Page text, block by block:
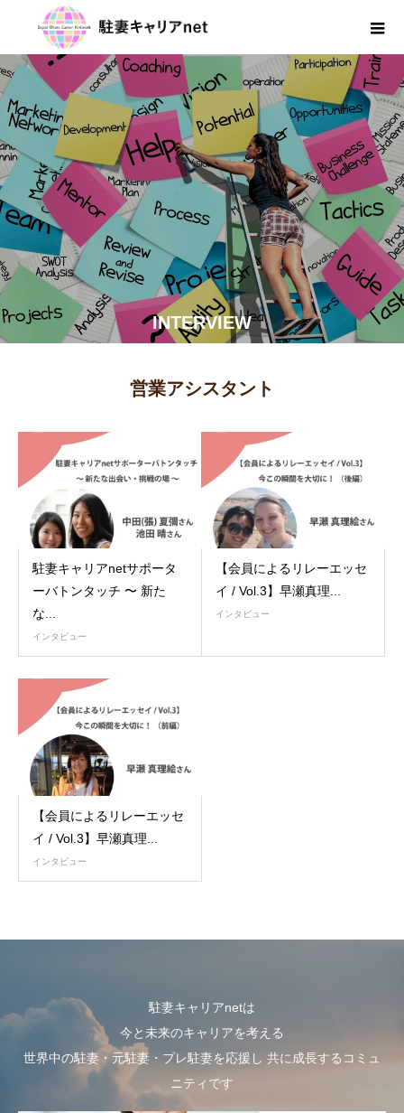
INTERVIEW
営業アシスタント
駐妻キャリアnetサポータ
ーバトンタッチ 〜 新た
な...
インタビュー
【会員によるリレーエッセ
イ / Vol.3】早瀬真理...
インタビュー
【会員によるリレーエッセ
イ / Vol.3】早瀬真理...
インタビュー
駐妻キャリアnetは
今と未来のキャリアを考える
世界中の駐妻・元駐妻・プレ駐妻を応援し 共に成長するコミュ
ニティです